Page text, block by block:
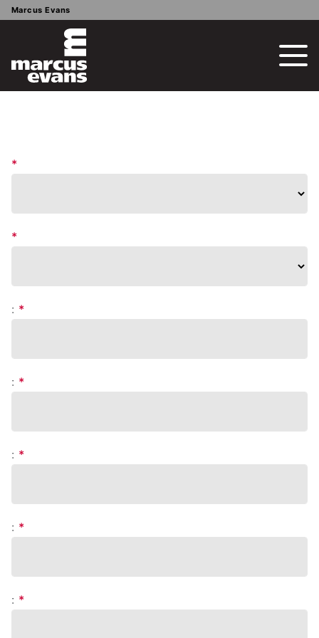
Marcus Evans
*
*
: *
: *
: *
: *
: *